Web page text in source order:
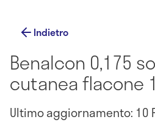
Indietro
Benalcon 0,175
cutanea flacone
Ultimo aggiornamento: 10